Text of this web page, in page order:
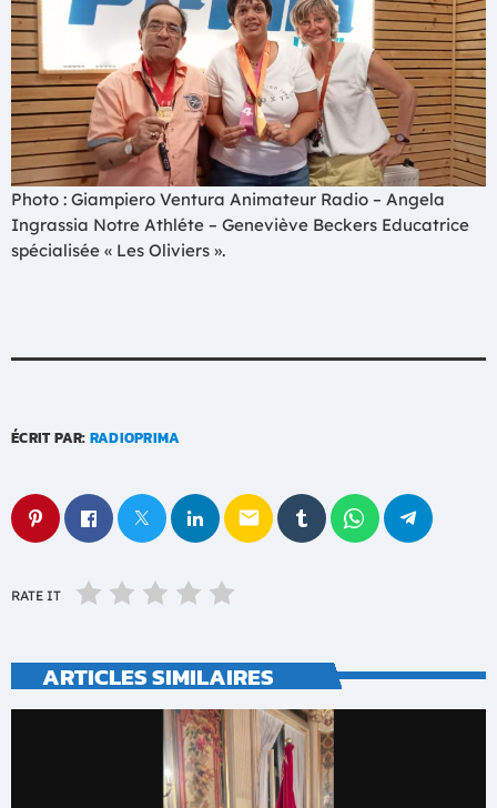
Photo : Giampiero Ventura Animateur Radio – Angela
Ingrassia Notre Athléte – Geneviève Beckers Educatrice
spécialisée « Les Oliviers ».
ÉCRIT PAR: RADIOPRIMA
email
RATE IT
ARTICLES SIMILAIRES